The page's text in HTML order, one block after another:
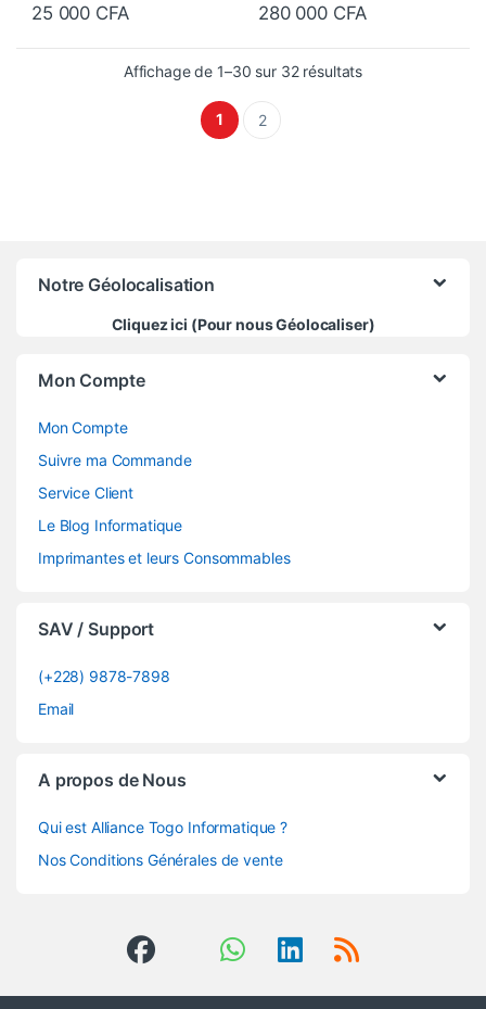
25 000 CFA 280 000 CFA
Affichage de 1–30 sur 32 résultatsTrié du plus
1 2
Notre Géolocalisation
Cliquez ici (Pour nous Géolocaliser)
Mon Compte
Mon Compte
Suivre ma Commande
Service Client
Le Blog Informatique
Imprimantes et leurs Consommables
SAV / Support
(+228) 9878-7898
Email
A propos de Nous
Qui est Alliance Togo Informatique ?
Nos Conditions Générales de vente